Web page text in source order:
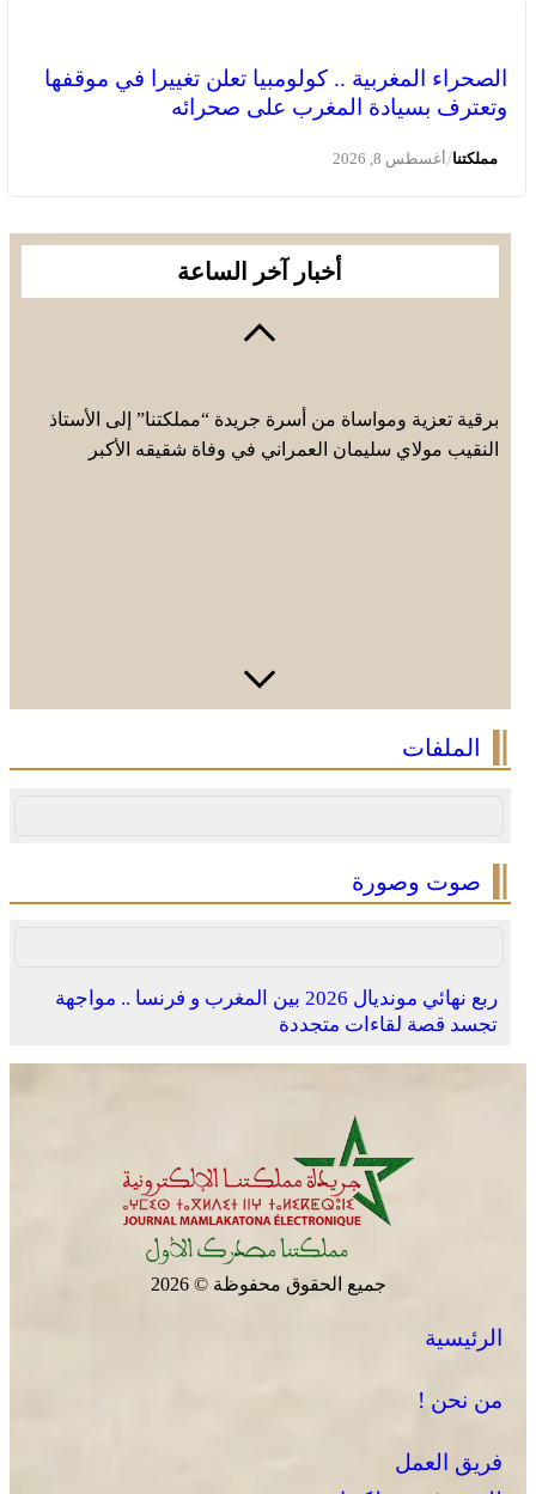
الصحراء المغربية .. كولومبيا تعلن تغييرا في موقفها
وتعترف بسيادة المغرب على صحرائه
مملكتنا/أغسطس 8, 2026
أخبار آخر الساعة
برقية تعزية ومواساة من أسرة جريدة “مملكتنا” إلى الأستاذ
النقيب مولاي سليمان العمراني في وفاة شقيقه الأكبر
الملفات
صوت وصورة
ربع نهائي مونديال 2026 بين المغرب و فرنسا .. مواجهة
تجسد قصة لقاءات متجددة
جميع الحقوق محفوظة © 2026
الرئيسية
من نحن !
فريق العمل